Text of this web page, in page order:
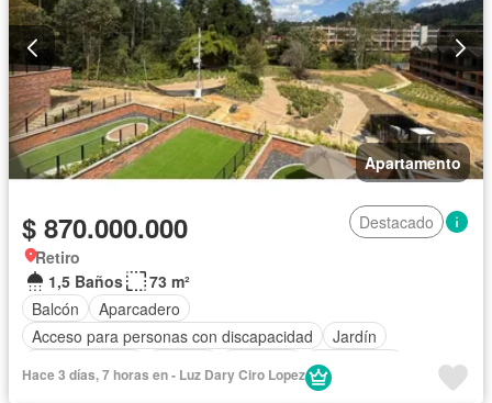
Apartamento
$ 870.000.000
Destacado
Retiro
1,5 Baños
73 m²
Balcón
Aparcadero
Acceso para personas con discapacidad
Jardín
Gas natural
Seguridad privada Agua
Hace 3 días, 7 horas en - Luz Dary Ciro Lopez